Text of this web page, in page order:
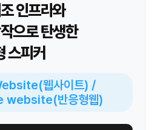
인프라와
으로 탄생한
스피커
웹사이트) /
website(반응형웹)